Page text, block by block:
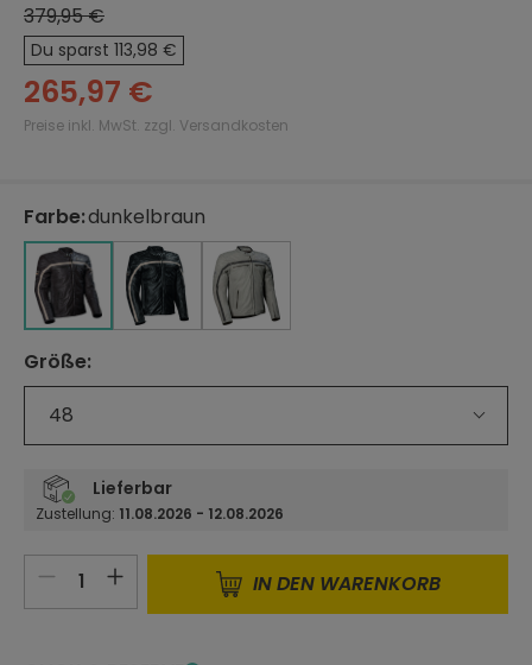
379,95 €
Du sparst 113,98 €
265,97 €
Preise inkl. MwSt. zzgl. Versandkosten
Farbe
auswählen
:dunkelbraun
dunkelbraunschwarz/beige
schwarz/beige
hellgrau/schwarz
hellgrau/schwarz
Größe
auswählen
:
48
Lieferbar
Zustellung: 11.08.2026 - 12.08.2026
Produkt Anzahl: Gib den
IN DEN WARENKORB